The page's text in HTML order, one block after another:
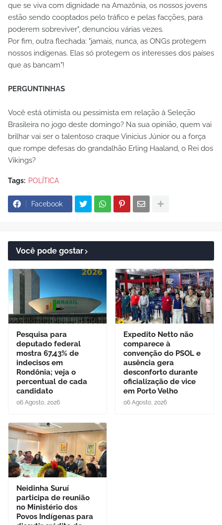
que se viva com dignidade na Amazônia, os nossos jovens
estão sendo cooptados pelo tráfico e pelas facções, para
poderem sobreviver", denunciou várias vezes.
Por fim, outra flechada: "jamais, nunca, as ONGs protegem
nossos indígenas. Elas só protegem os interesses dos países
que as bancam"!
PERGUNTINHAS
Você está otimista ou pessimista em relação à Seleção
Brasileira no jogo deste domingo? Na sua opinião, quem vai
brilhar vai ser o talentoso craque Vinicius Júnior ou a força
que rompe defesas do grandalhão Erling Haaland, o Rei dos
Vikings?
Tags: POLÍTICA
Facebook
Você pode gostar
Pesquisa para
deputado federal
mostra 67,43% de
indecisos em
Rondônia; veja o
percentual de cada
candidato
06 Agosto, 2026
Expedito Netto não
comparece à
convenção do PSOL e
ausência gera
desconforto durante
oficialização de vice
em Porto Velho
06 Agosto, 2026
Neidinha Suruí
participa de reunião
no Ministério dos
Povos Indígenas para